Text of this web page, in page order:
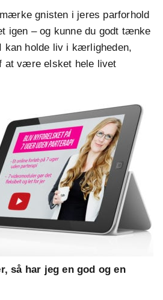
gnisten i jeres parforhold
igen – og kunne du godt tænke
kan holde liv i kærligheden,
at være elsket hele livet
så har jeg en god og en